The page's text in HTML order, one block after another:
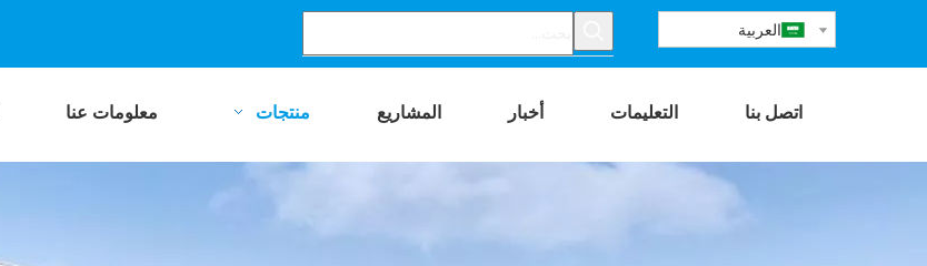
العربية
اتصل بنا التعليمات أخبار المشاريع منتجات معلومات عنا